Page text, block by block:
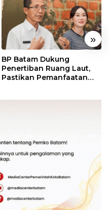
»
BP Batam Dukung
Penertiban Ruang Laut,
Pastikan Pemanfaatan